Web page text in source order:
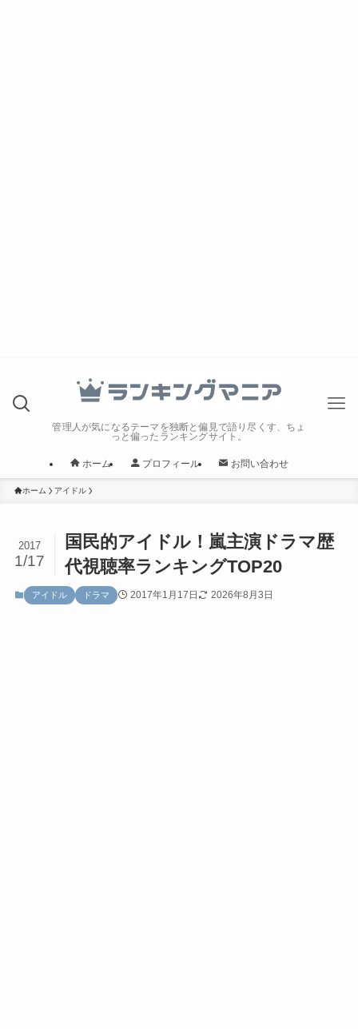
管理人が気になるテーマを独断と偏見で語り尽くす、ちょ
っと偏ったランキングサイト。
ホーム プロフィール お問い合わせ
ホーム アイドル
国民的アイドル！嵐主演ドラマ歴
代視聴率ランキングTOP20
2017
1/17
アイドル ドラマ 2017年1月17日 2026年8月3日